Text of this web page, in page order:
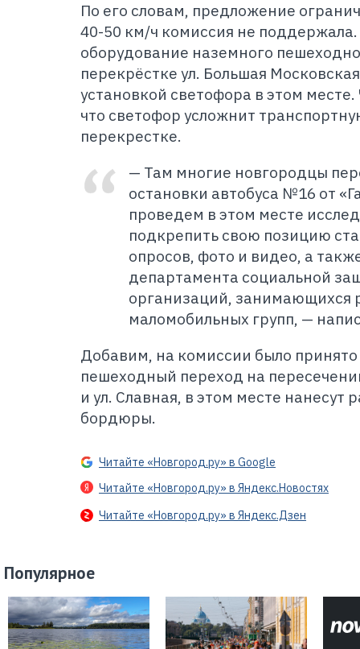
По его словам, предложение
40-50 км/ч комиссия не
оборудование наземного
перекрёстке ул. Большая
установкой светофора в этом
что светофор усложнит
перекрестке.
— Там многие новгородцы
остановки автобуса №16 от
проведем в этом месте
подкрепить свою позицию
опросов, фото и видео, а
департамента социальной
организаций, занимающихся
маломобильных групп, —
Добавим, на комиссии было
пешеходный переход на
и ул. Славная, в этом месте нанесут
бордюры.
Читайте «Новгород.ру» в Google
Читайте «Новгород.ру» в Яндекс.Новостях
Читайте «Новгород.ру» в Яндекс.Дзен
Популярное